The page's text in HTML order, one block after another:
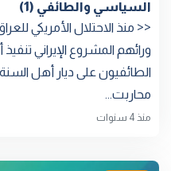
السياسي والطائفي (1)
ورائهم المشروع الإيراني
الطائفيون على ديار أهل
محاربت...
منذ 4 سنوات